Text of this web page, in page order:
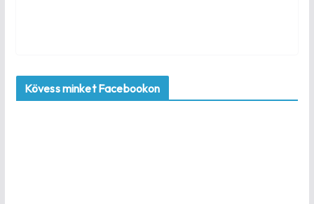
Kövess minket Facebookon